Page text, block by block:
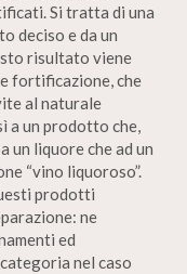
Si tratta di una
deciso e da un
risultato viene
fortificazione, che
al naturale
a un prodotto che,
un liquore che ad un
“vino liquoroso”.
prodotti
ne
ed
nel caso